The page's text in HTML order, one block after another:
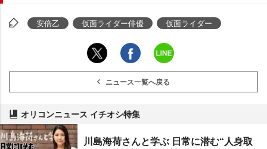
安倍乙 仮面ライダー俳優 仮面ライダー
ニュース一覧へ戻る
オリコンニュース イチオシ特集
川島海荷さんと学ぶ 日常に潜む“人身取